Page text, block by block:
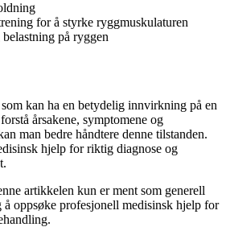
for å styrke ryggmuskulaturen
på ryggen
kan ha en betydelig innvirkning på en
årsakene, symptomene og
man bedre håndtere denne tilstanden.
hjelp for riktig diagnose og
artikkelen kun er ment som generell
oppsøke profesjonell medisinsk hjelp for